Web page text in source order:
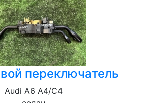
переключатель
Audi A6 A4/C4